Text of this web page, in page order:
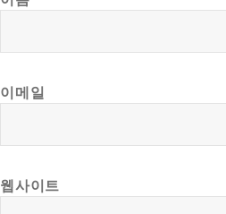
이메일
웹사이트